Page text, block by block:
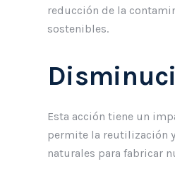
reducción de la
sostenibles.
Esta acción tiene un
permite la reutilización
naturales para fabricar